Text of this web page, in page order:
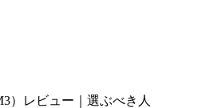
）レビュー｜選ぶべき人